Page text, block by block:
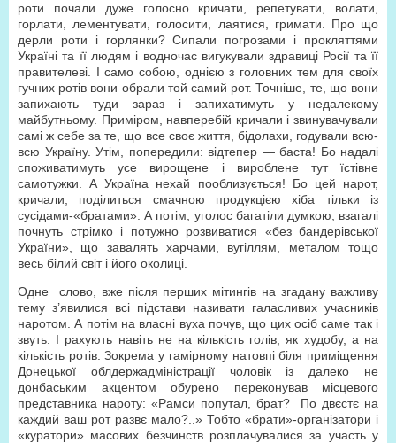
роти почали дуже голосно кричати, репетувати, волати,
горлати, лементувати, голосити, лаятися, гримати. Про що
дерли роти і горлянки? Сипали погрозами і прокляттями
Україні та її людям і водночас вигукували здравиці Росії та її
правителеві. І само собою, однією з головних тем для своїх
гучних ротів вони обрали той самий рот. Точніше, те, що вони
запихають туди зараз і запихатимуть у недалекому
майбутньому. Приміром, навперебій кричали і звинувачували
самі ж себе за те, що все своє життя, бідолахи, годували всю-
всю Україну. Утім, попередили: відтепер — баста! Бо надалі
споживатимуть усе вирощене і вироблене тут їстівне
самотужки. А Україна нехай пооблизується! Бо цей нарот,
кричали, поділиться смачною продукцією хіба тільки із
сусідами-«братами». А потім, уголос багатіли думкою, взагалі
почнуть стрімко і потужно розвиватися «без бандерівської
України», що завалять харчами, вугіллям, металом тощо
весь білий світ і його околиці.
Одне слово, вже після перших мітингів на згадану важливу
тему з’явилися всі підстави називати галасливих учасників
наротом. А потім на власні вуха почув, що цих осіб саме так і
звуть. І рахують навіть не на кількість голів, як худобу, а на
кількість ротів. Зокрема у гамірному натовпі біля приміщення
Донецької облдерж­адміністрації чоловік із далеко не
донбаським акцентом обурено переконував місцевого
представника нароту: «Рамси попутал, брат? По двєстє на
каждий ваш рот развє мало?..» Тобто «брати»-організатори і
«куратори» масових безчинств розплачувалися за участь у